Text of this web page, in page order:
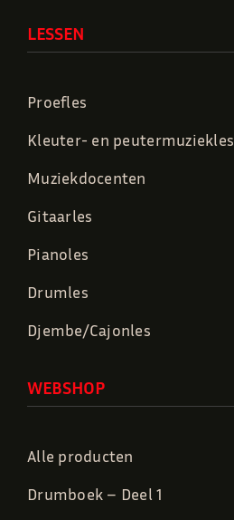
LESSEN
Proefles
Kleuter- en peutermuziekles
Muziekdocenten
Gitaarles
Pianoles
Drumles
Djembe/Cajonles
WEBSHOP
Alle producten
Drumboek – Deel 1